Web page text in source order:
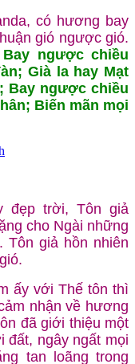
có hương bay
gió ngược gió.
ngược chiều
Già la hay Mạt
Bay ngược chiều
Biến mãn mọi
đẹp trời, Tôn giả
cho Ngài những
Tôn giả hồn nhiên
ấy với Thế tôn thì
nhận về hương
đã giới thiệu một
đất, ngây ngất mọi
tan loãng trong